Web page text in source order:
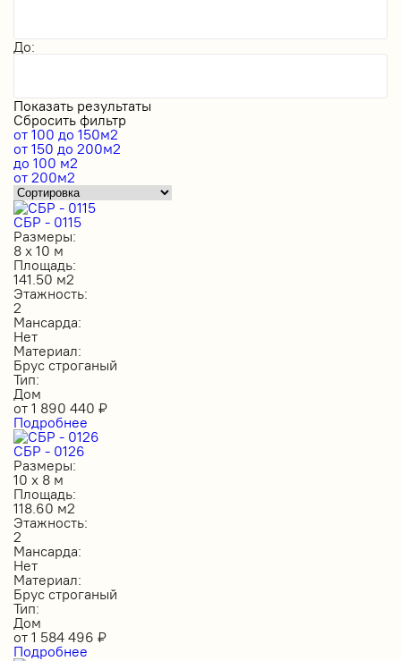
До:
Показать результаты
Сбросить фильтр
от 100 до 150м2
от 150 до 200м2
до 100 м2
от 200м2
СБР - 0115
Размеры:
8 х 10 м
Площадь:
141.50 м2
Этажность:
2
Мансарда:
Нет
Материал:
Брус строганый
Тип:
Дом
от 1 890 440 ₽
Подробнее
СБР - 0126
Размеры:
10 х 8 м
Площадь:
118.60 м2
Этажность:
2
Мансарда:
Нет
Материал:
Брус строганый
Тип:
Дом
от 1 584 496 ₽
Подробнее